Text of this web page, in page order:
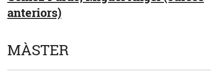
anteriors)
MÀSTER